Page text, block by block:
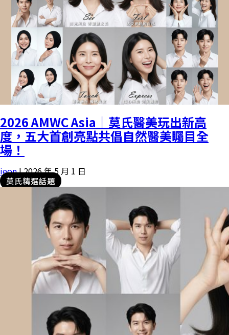
2026 AMWC Asia｜莫氏醫美玩出新高
度，五大首創亮點共倡自然醫美矚目全
場！
ieon|2026 年 5 月 1 日
莫氏精選話題